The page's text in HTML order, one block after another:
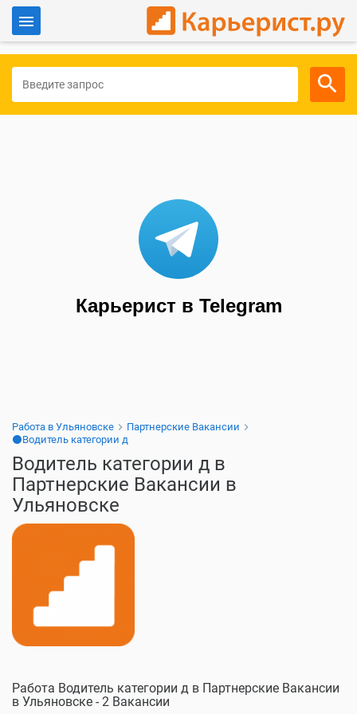
Для работодателей
Карьерист в Telegram
Работа в Ульяновске
Партнерские Вакансии
⚫Водитель категории д
Водитель категории д в
Партнерские Вакансии в
Ульяновске
Работа Водитель категории д в Партнерские Вакансии
в Ульяновске - 2 Вакансии